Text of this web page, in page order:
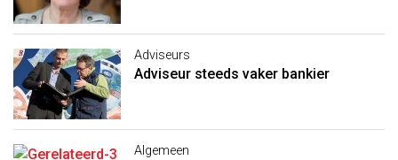
Adviseurs
Adviseur steeds vaker bankier
Algemeen